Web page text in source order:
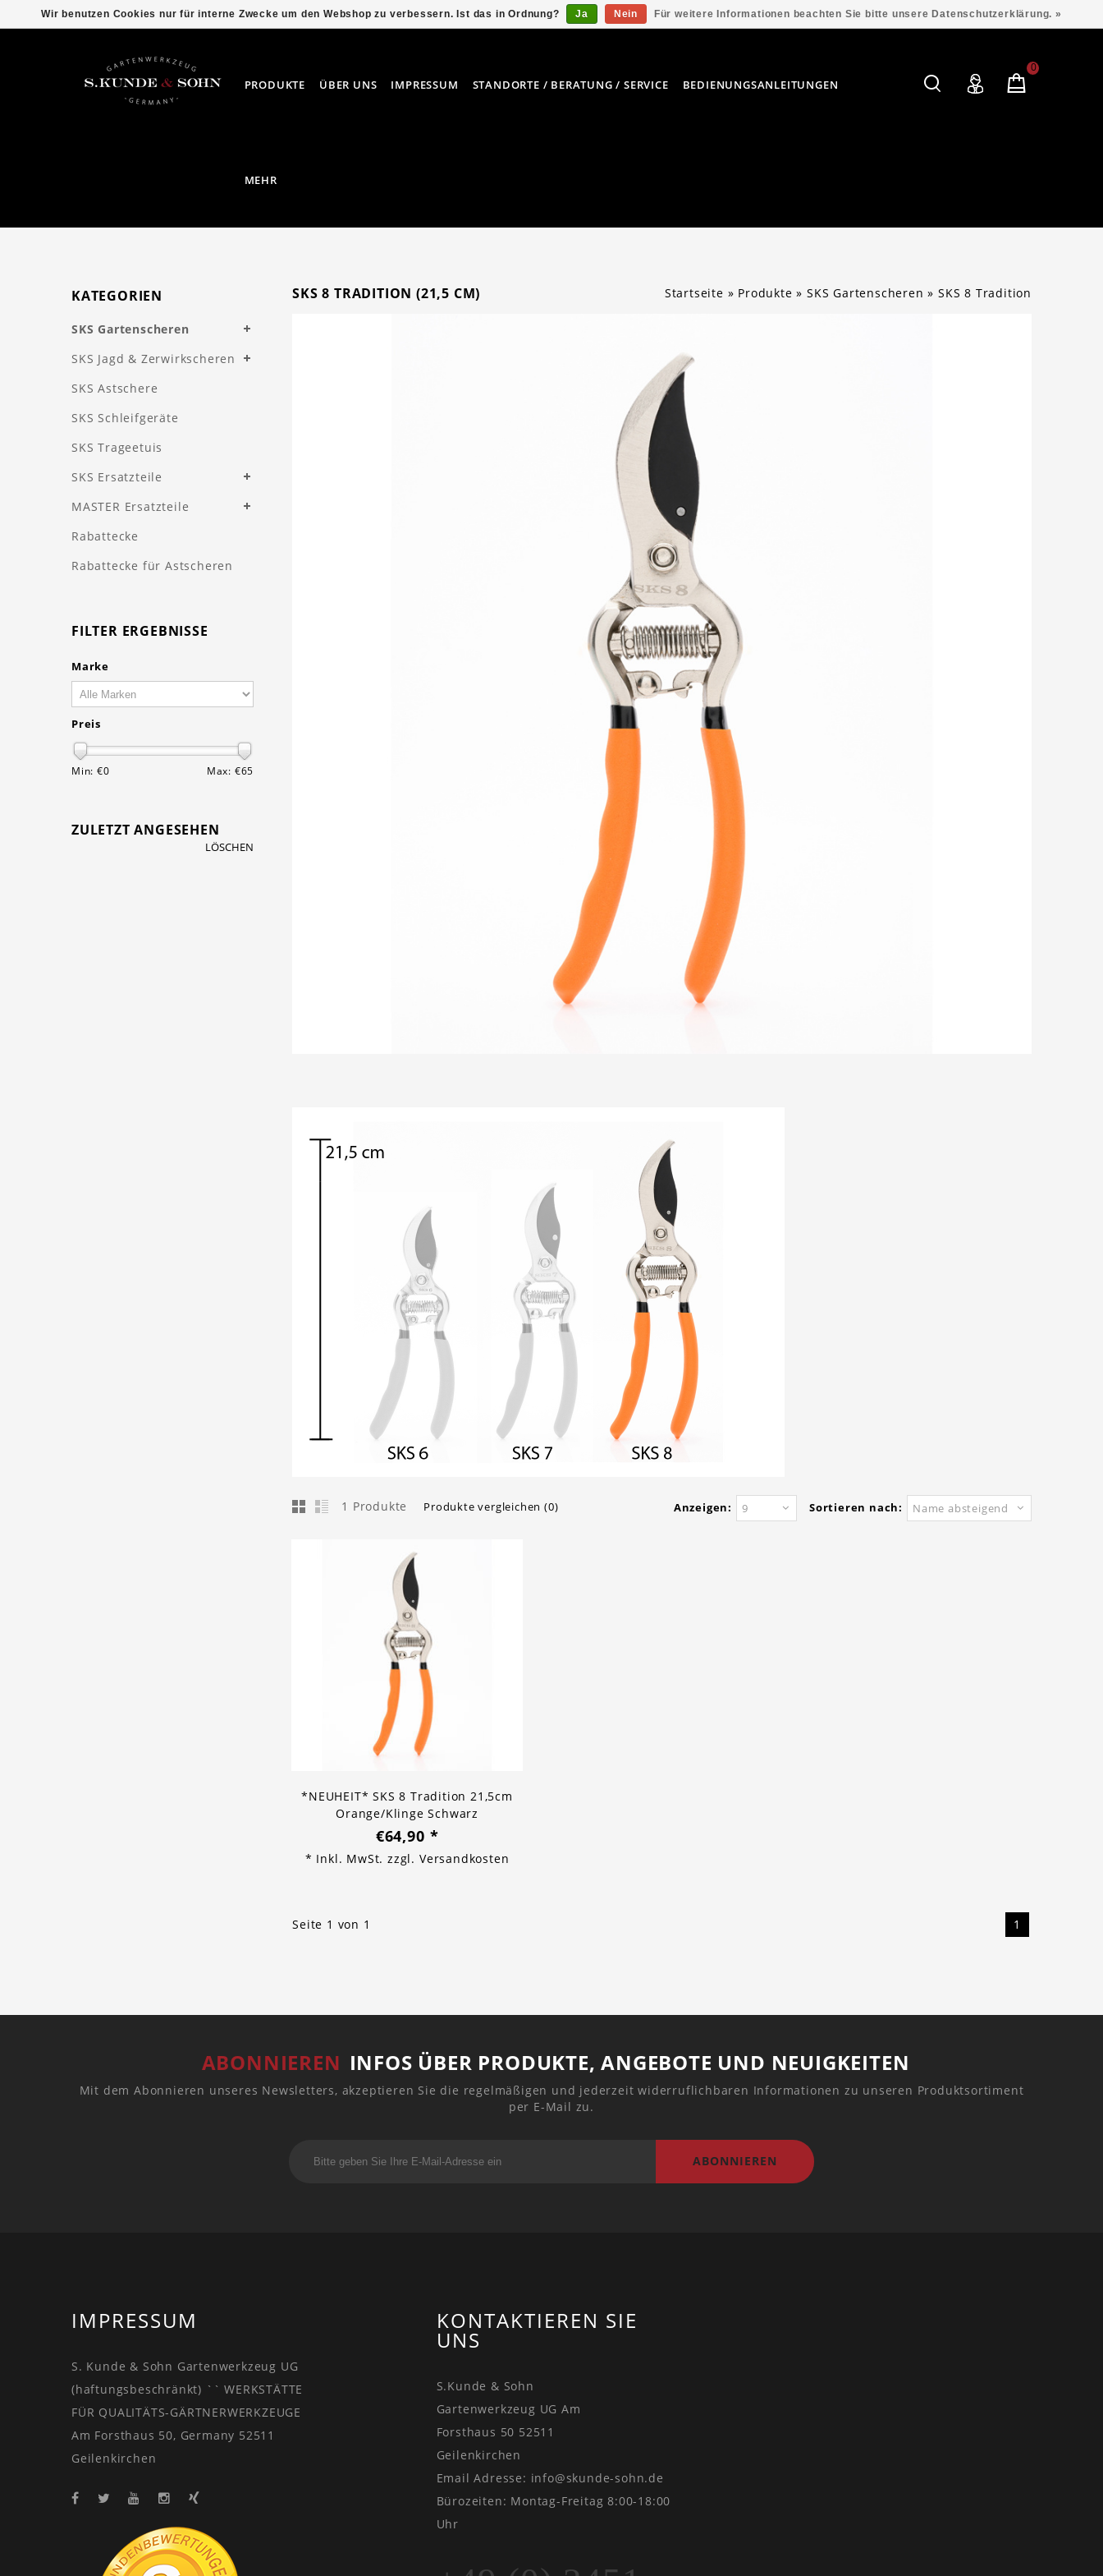
PRODUKTE ÜBER UNS IMPRESSUM STANDORTE / BERATUNG / SERVICE BEDIENUNGSANLEITUNGEN
MEHR
0
Startseite » Produkte » SKS Gartenscheren » SKS 8 Tradition
SKS 8 TRADITION (21,5 CM)
1 Produkte Produkte vergleichen (0) Sortieren nach: Name absteigend
Anzeigen: 9
*NEUHEIT* SKS 8 Tradition 21,5cm
Orange/Klinge Schwarz
€64,90 *
* Inkl. MwSt. zzgl. Versandkosten
Seite 1 von 1 1
KATEGORIEN
SKS Gartenscheren
SKS Jagd & Zerwirkscheren
SKS Astschere
SKS Schleifgeräte
SKS Trageetuis
SKS Ersatzteile
MASTER Ersatzteile
Rabattecke
Rabattecke für Astscheren
FILTER ERGEBNISSE
Marke
Preis
Min: €0 Max: €65
ZULETZT ANGESEHEN
LÖSCHEN
ABONNIEREN INFOS ÜBER PRODUKTE, ANGEBOTE UND NEUIGKEITEN
Mit dem Abonnieren unseres Newsletters, akzeptieren Sie die regelmäßigen und jederzeit widerruflichbaren Informationen zu unseren Produktsortiment
per E-Mail zu.
ABONNIEREN
IMPRESSUM
S. Kunde & Sohn Gartenwerkzeug UG
(haftungsbeschränkt) `` WERKSTÄTTE
FÜR QUALITÄTS-GÄRTNERWERKZEUGE
Am Forsthaus 50, Germany 52511
Geilenkirchen
KONTAKTIEREN SIE
UNS
S.Kunde & Sohn
Gartenwerkzeug UG Am
Forsthaus 50 52511
Geilenkirchen
Email Adresse: info@skunde-sohn.de
Bürozeiten: Montag-Freitag 8:00-18:00
Uhr
Wir benutzen Cookies nur für interne Zwecke um den Webshop zu verbessern. Ist das in Ordnung? Ja Nein Für weitere Informationen beachten Sie bitte unsere Datenschutzerklärung. »